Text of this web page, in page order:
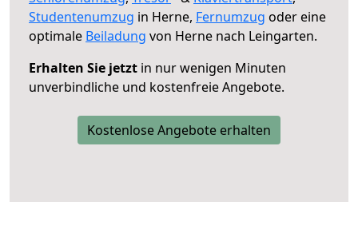
Studentenumzug in Herne, Fernumzug oder eine
optimale Beiladung von Herne nach Leingarten.
Erhalten Sie jetzt in nur wenigen Minuten
unverbindliche und kostenfreie Angebote.
Kostenlose Angebote erhalten